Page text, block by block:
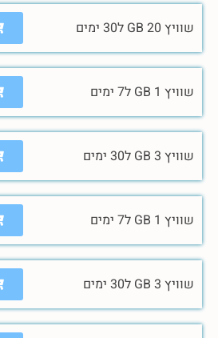
שוויץ 20 GB ל30 ימים
שוויץ 1 GB ל7 ימים
שוויץ 3 GB ל30 ימים
שוויץ 1 GB ל7 ימים
שוויץ 3 GB ל30 ימים